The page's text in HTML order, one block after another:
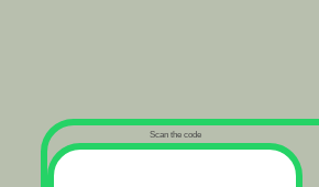
Scan the code